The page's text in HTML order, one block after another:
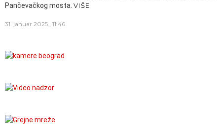
Pančevačkog mosta. VIŠE
31. januar 2025., 11:46